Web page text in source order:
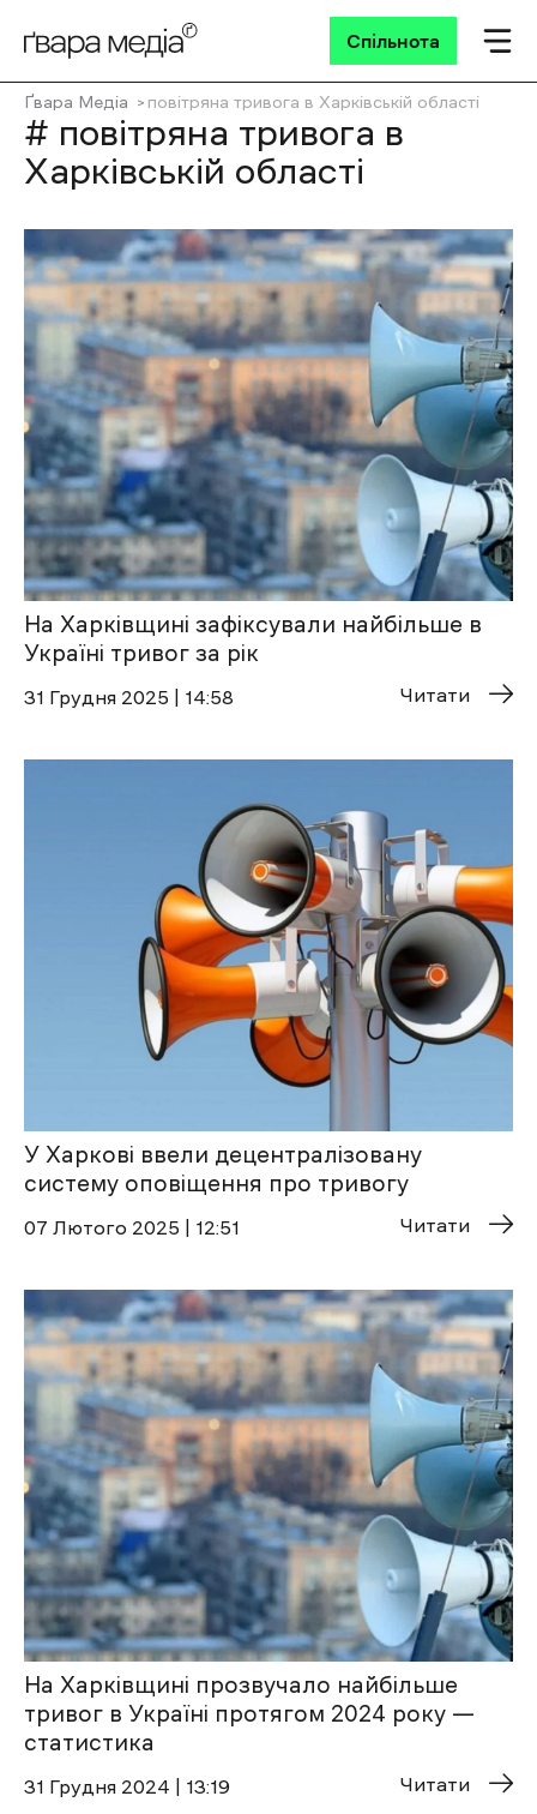
Спільнота
Ґвара Медіа повітряна тривога в Харківській області
# повітряна тривога в
Харківській області
На Харківщині зафіксували найбільше в
Україні тривог за рік
31 Грудня 2025 | 14:58 Читати
У Харкові ввели децентралізовану
систему оповіщення про тривогу
07 Лютого 2025 | 12:51 Читати
На Харківщині прозвучало найбільше
тривог в Україні протягом 2024 року —
статистика
31 Грудня 2024 | 13:19 Читати